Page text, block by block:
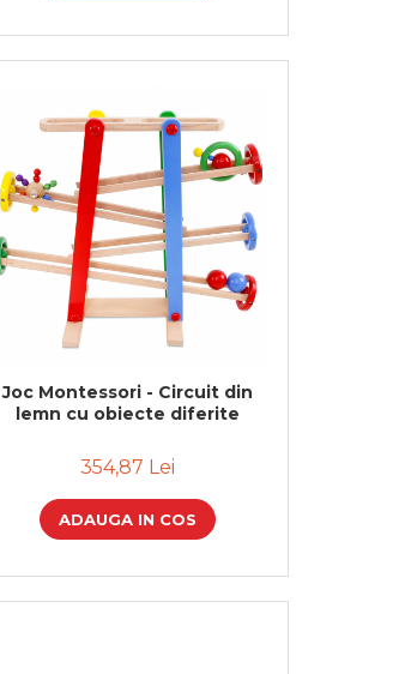
Joc Montessori - Circuit din
lemn cu obiecte diferite
354,87 Lei
ADAUGA IN COS